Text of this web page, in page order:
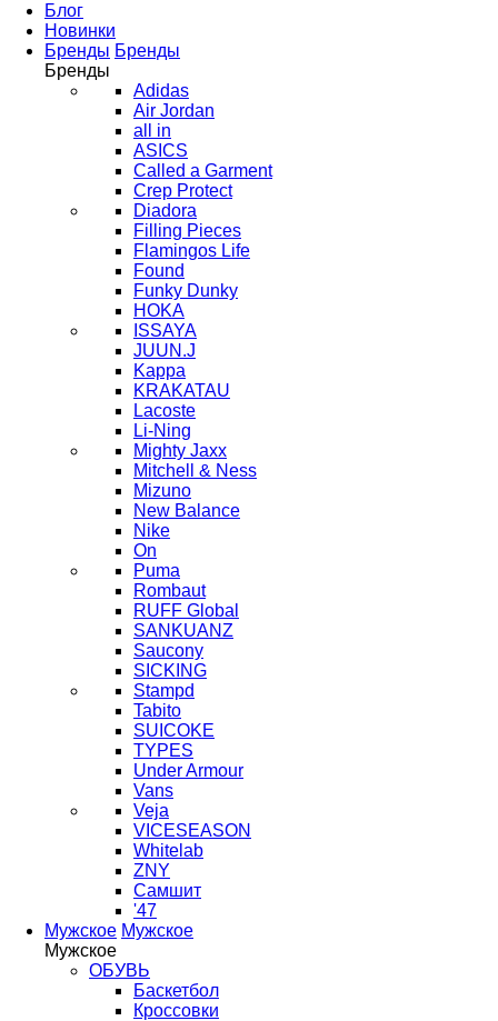
Блог
Новинки
Бренды Бренды
Бренды
Adidas
Air Jordan
all in
ASICS
Called a Garment
Crep Protect
Diadora
Filling Pieces
Flamingos Life
Found
Funky Dunky
HOKA
ISSAYA
JUUN.J
Kappa
KRAKATAU
Lacoste
Li-Ning
Mighty Jaxx
Mitchell & Ness
Mizuno
New Balance
Nike
On
Puma
Rombaut
RUFF Global
SANKUANZ
Saucony
SICKING
Stampd
Tabito
SUICOKE
TYPES
Under Armour
Vans
Veja
VICESEASON
Whitelab
ZNY
Самшит
'47
Мужское Мужское
Мужское
ОБУВЬ
Баскетбол
Кроссовки